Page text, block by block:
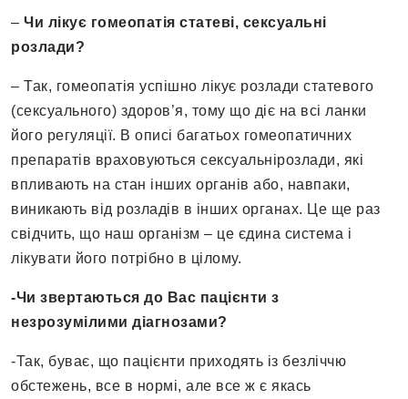
– Чи лікує гомеопатія статеві, сексуальні
розлади?
– Так, гомеопатія успішно лікує розлади статевого
(сексуального) здоров’я, тому що діє на всі ланки
його регуляції. В описі багатьох гомеопатичних
препаратів враховуються сексуальнірозлади, які
впливають на стан інших органів або, навпаки,
виникають від розладів в інших органах. Це ще раз
свідчить, що наш організм – це єдина система і
лікувати його потрібно в цілому.
-Чи звертаються до Вас пацієнти з
незрозумілими діагнозами?
-Так, буває, що пацієнти приходять із безліччю
обстежень, все в нормі, але все ж є якась